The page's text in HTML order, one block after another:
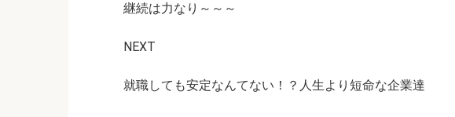
継続は力なり～～～
NEXT
就職しても安定なんてない！？人生より短命な企業達